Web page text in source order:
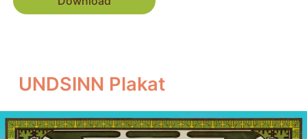
UNDSINN Plakat